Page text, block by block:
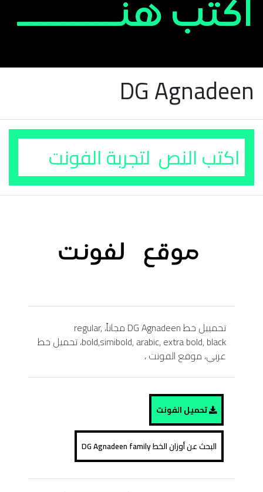
DG Agnadeen
تحمييل خط DG Agnadeen مجاناً، regular,
bold,simibold, arabic, extra bold, black، تحميل خط
عربي، موقع الفونت ،
تحميل الفونت
البحث عن أوزان الخط DG Agnadeen family